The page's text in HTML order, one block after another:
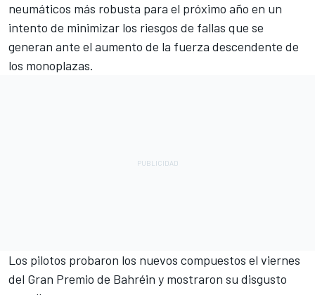
neumáticos más robusta para el próximo año en un
intento de minimizar los riesgos de fallas que se
generan ante el aumento de la fuerza descendente de
los monoplazas.
Los pilotos probaron los nuevos compuestos el viernes
del Gran Premio de Bahréin y mostraron su disgusto